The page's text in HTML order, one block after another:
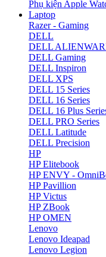
Phụ kiện Apple
Laptop
Razer - Gaming
DELL
DELL
DELL Gaming
DELL Inspiron
DELL XPS
DELL 15 Series
DELL 16 Series
DELL 16 Plus
DELL PRO Series
DELL Latitude
DELL Precision
HP
HP Elitebook
HP ENVY -
HP Pavillion
HP Victus
HP ZBook
HP OMEN
Lenovo
Lenovo Ideapad
Lenovo Legion